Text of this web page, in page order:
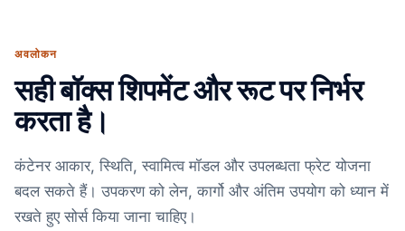
अवलोकन
सही बॉक्स शिपमेंट और रूट पर निर्भर
करता है।
कंटेनर आकार, स्थिति, स्वामित्व मॉडल और उपलब्धता फ्रेट योजना
बदल सकते हैं। उपकरण को लेन, कार्गो और अंतिम उपयोग को ध्यान में
रखते हुए सोर्स किया जाना चाहिए।